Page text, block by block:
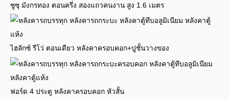
ซูซุ มังกรทอง ตอนครึ่ง สองแถวคนงาน สูง 1.6 เมตร
ไฮลักซ์ รีโว่ ตอนเดียว หลังคาครอบคอก+ปูชั้นวางของ
ฟอร์ด 4 ประตู หลังคาครอบคอก หัวสั้น